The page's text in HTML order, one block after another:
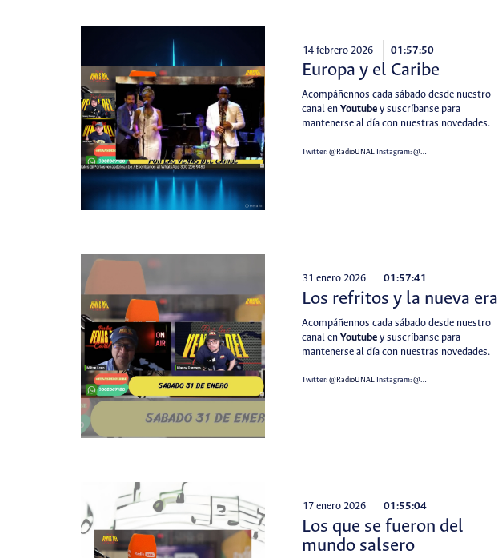
14 febrero 2026 01:57:50
Europa y el Caribe
Acompáñennos cada sábado desde nuestro
canal enYoutube y suscríbanse para
mantenerse al día con nuestras novedades.
Twitter:@RadioUNAL Instagram:@…
31 enero 2026 01:57:41
Los refritos y la nueva era
Acompáñennos cada sábado desde nuestro
canal enYoutube y suscríbanse para
mantenerse al día con nuestras novedades.
Twitter:@RadioUNAL Instagram:@…
17 enero 2026 01:55:04
Los que se fueron del
mundo salsero